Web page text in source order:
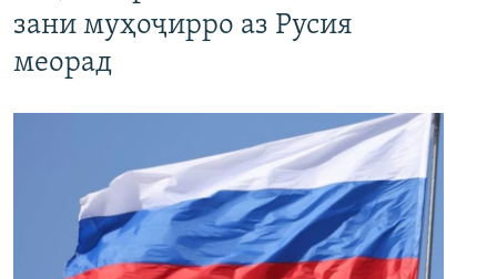
зани муҳоҷирро аз Русия
меорад